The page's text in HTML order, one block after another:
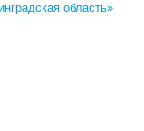
область»